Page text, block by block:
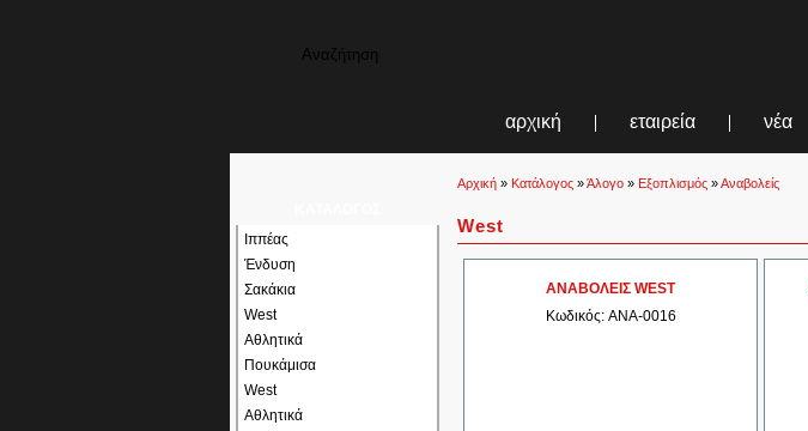
αρχική εταιρεία νέα
Ιππέας
Ένδυση
Σακάκια
West
Αθλητικά
Πουκάμισα
West
Αθλητικά
Αρχική » Κατάλογος »Άλογο » Εξοπλισμός »Αναβολείς
West
ΑΝΑΒΟΛΕΙΣ WEST
Κωδικός: ANA-0016